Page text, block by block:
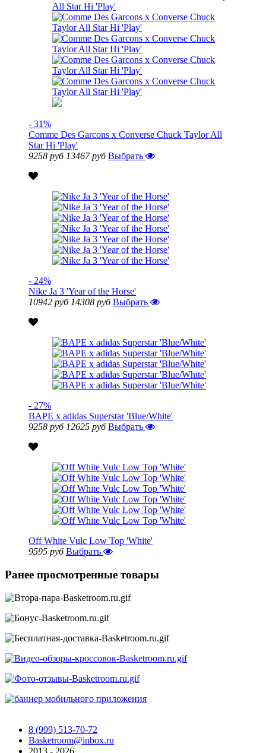
- 31%
Comme Des Garcons x Converse Chuck Taylor All
Star Hi 'Play'
9258 руб 13467 руб Выбрать
- 24%
Nike Ja 3 'Year of the Horse'
10942 руб 14308 руб Выбрать
- 27%
BAPE x adidas Superstar 'Blue/White'
9258 руб 12625 руб Выбрать
Off White Vulc Low Top 'White'
9595 руб Выбрать
Ранее просмотренные товары
8 (999) 513-70-72
Basketroom@inbox.ru
2013 - 2026